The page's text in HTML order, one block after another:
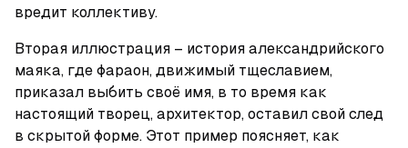
вредит коллективу.
Вторая иллюстрация – история александрийского
маяка, где фараон, движимый тщеславием,
приказал выбить своё имя, в то время как
настоящий творец, архитектор, оставил свой след
в скрытой форме. Этот пример поясняет, как